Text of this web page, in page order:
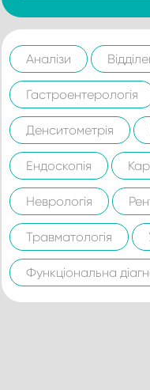
Аналізи
Гастроентерологія
Денситометрія
Ендоскопія
Неврологія
Травматологія
Функціональна